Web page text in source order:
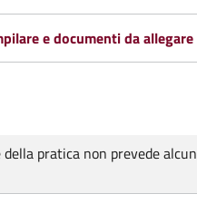
e documenti da allegare
pratica non prevede alcun